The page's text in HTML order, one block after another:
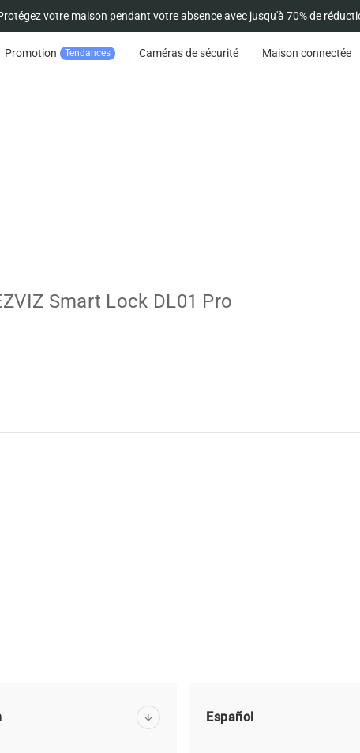
votre maison pendant votre absence avec jusqu'à 70% de
Promotion Tendances Caméras de sécurité Maison connectée
Smart Lock DL01 Pro
Español